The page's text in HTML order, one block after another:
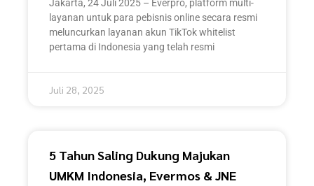
Jakarta, 24 Juli 2025 – Everpro, platform multi-
layanan untuk para pebisnis online secara resmi
meluncurkan layanan akun TikTok whitelist
pertama di Indonesia yang telah resmi
Juli 28, 2025
5 Tahun Saling Dukung Majukan
UMKM Indonesia, Evermos & JNE